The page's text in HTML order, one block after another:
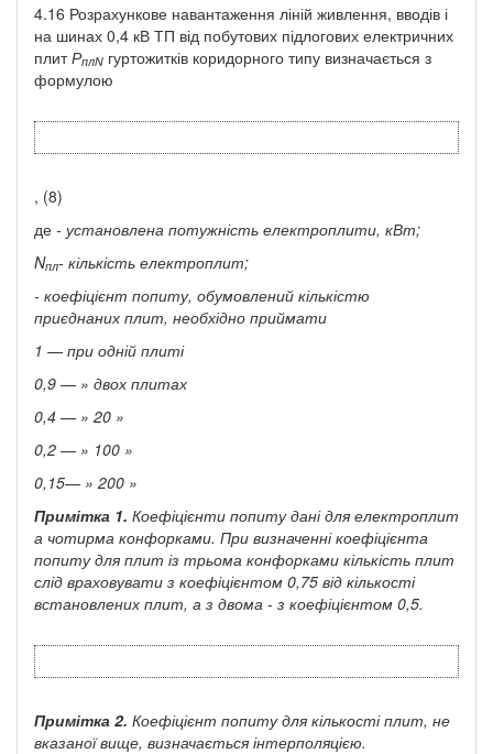
4.16 Розрахункове навантаження ліній живлення, вводів і
на шинах 0,4 кВ ТП від побутових підлогових електричних
плитРплN гуртожитків коридорного типу визначається з
формулою
, (8)
де - установлена потужність електроплити, кВт;
Nпл- кількість електроплит;
- коефіцієнт попиту, обумовлений кількістю
приєднаних плит, необхідно приймати
1 — при одній плиті
0,9 — » двох плитах
0,4 — » 20 »
0,2 — » 100 »
0,15— » 200 »
Примітка 1. Коефіцієнти попиту дані для електроплит
а чотирма конфорками. При визначенні коефіцієнта
попиту для плит із трьома конфорками кількість плит
слід враховувати з коефіцієнтом 0,75 від кількості
встановлених плит, а з двома - з коефіцієнтом 0,5.
Примітка 2. Коефіцієнт попиту для кількості плит, не
вказаної вище, визначається інтерполяцією.